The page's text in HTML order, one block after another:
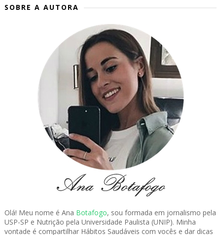
SOBRE A AUTORA
Olá! Meu nome é Ana Botafogo, sou formada em jornalismo pela
USP-SP e Nutrição pela Universidade Paulista (UNIP). Minha
vontade é compartilhar Hábitos Saudáveis com vocês e dar dicas